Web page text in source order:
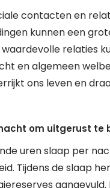
contacten en
kunnen een
relaties
en algemeen
ons leven en
om uitgerust te
uren slaap per
Tijdens de slaap